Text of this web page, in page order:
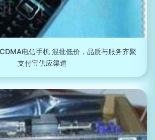
电信手机 混批低价，品质与服务齐聚
支付宝供应渠道